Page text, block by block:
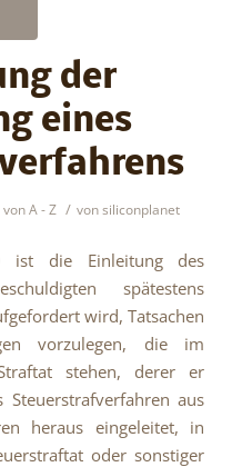
der
eines
A - Z / vonsiliconplanet
die Einleitung des
spätestens
wird, Tatsachen
vorzulegen, die im
stehen, derer er
aus
heraus eingeleitet, in
oder sonstiger